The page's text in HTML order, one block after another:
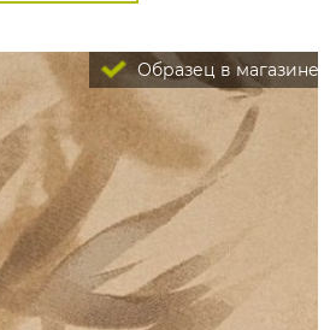
Образец в магазине